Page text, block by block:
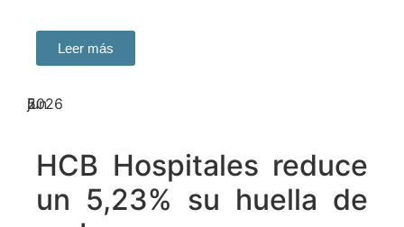
Leer más
5
jun
2026
HCB Hospitales reduce
un 5,23% su huella de